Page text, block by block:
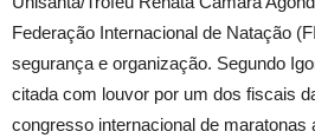
Federação Internacional de Natação
segurança e organização. Segundo
citada com louvor por um dos fiscais
congresso internacional de maratonas